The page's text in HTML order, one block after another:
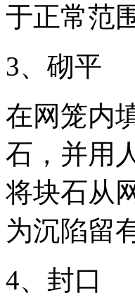
于正常范
3、砌平
在网笼内
石，并用
将块石从
为沉陷留
4、封口